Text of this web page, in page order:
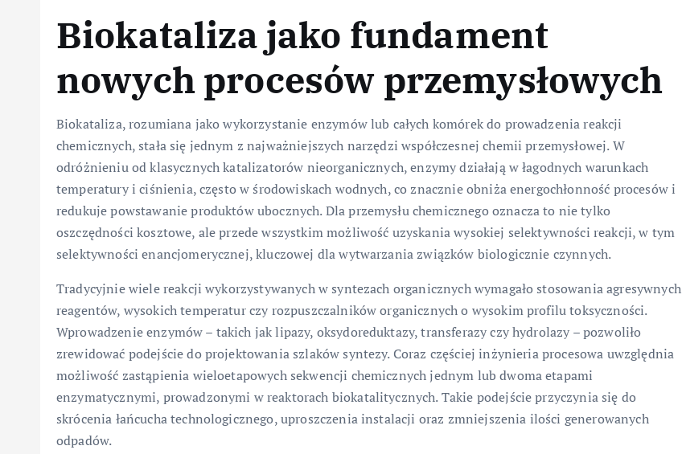
Biokataliza jako fundament
nowych procesów przemysłowych
Biokataliza, rozumiana jako wykorzystanie enzymów lub całych komórek do prowadzenia reakcji
chemicznych, stała się jednym z najważniejszych narzędzi współczesnej chemii przemysłowej. W
odróżnieniu od klasycznych katalizatorów nieorganicznych, enzymy działają w łagodnych warunkach
temperatury i ciśnienia, często w środowiskach wodnych, co znacznie obniża energochłonność procesów i
redukuje powstawanie produktów ubocznych. Dla przemysłu chemicznego oznacza to nie tylko
oszczędności kosztowe, ale przede wszystkim możliwość uzyskania wysokiej selektywności reakcji, w tym
selektywności enancjomerycznej, kluczowej dla wytwarzania związków biologicznie czynnych.
Tradycyjnie wiele reakcji wykorzystywanych w syntezach organicznych wymagało stosowania agresywnych
reagentów, wysokich temperatur czy rozpuszczalników organicznych o wysokim profilu toksyczności.
Wprowadzenie enzymów – takich jak lipazy, oksydoreduktazy, transferazy czy hydrolazy – pozwoliło
zrewidować podejście do projektowania szlaków syntezy. Coraz częściej inżynieria procesowa uwzględnia
możliwość zastąpienia wieloetapowych sekwencji chemicznych jednym lub dwoma etapami
enzymatycznymi, prowadzonymi w reaktorach biokatalitycznych. Takie podejście przyczynia się do
skrócenia łańcucha technologicznego, uproszczenia instalacji oraz zmniejszenia ilości generowanych
odpadów.